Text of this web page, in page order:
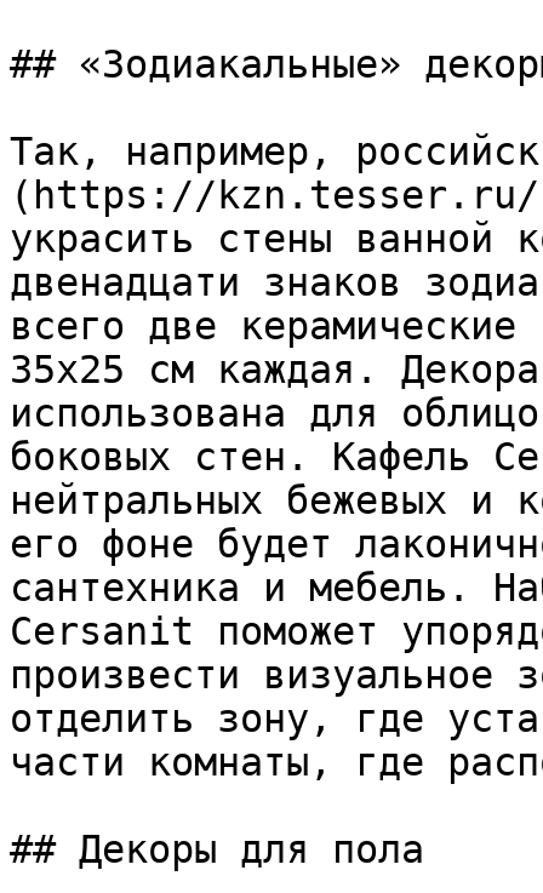
## «Зодиакальные»
Так, например,
(https://kzn.tesser.ru/
украсить стены ванной
двенадцати знаков
всего две
35х25 см каждая.
использована для
боковых стен. Кафель
нейтральных бежевых и
его фоне будет
сантехника и мебель.
Cersanit поможет
произвести визуальное
отделить зону, где
части комнаты, где
## Декоры для пола